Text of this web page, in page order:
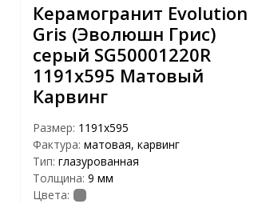
Керамогранит Evolution
Gris (Эволюшн Грис)
серый SG50001220R
1191x595 Матовый
Карвинг
Размер: 1191x595
Фактура: матовая, карвинг
Тип: глазурованная
Толщина: 9 мм
Цвета: